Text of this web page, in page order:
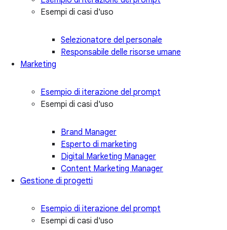
Esempi di casi d'uso
Selezionatore del personale
Responsabile delle risorse umane
Marketing
Esempio di iterazione del prompt
Esempi di casi d'uso
Brand Manager
Esperto di marketing
Digital Marketing Manager
Content Marketing Manager
Gestione di progetti
Esempio di iterazione del prompt
Esempi di casi d'uso